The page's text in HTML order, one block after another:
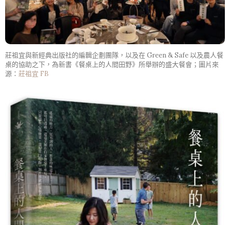
莊祖宜與新經典出版社的編輯企劃團隊，以及在 Green & Safe 以及農人餐
桌的協助之下，為新書《餐桌上的人間田野》所舉辦的盛大餐會；圖片來
源： 莊祖宜 FB